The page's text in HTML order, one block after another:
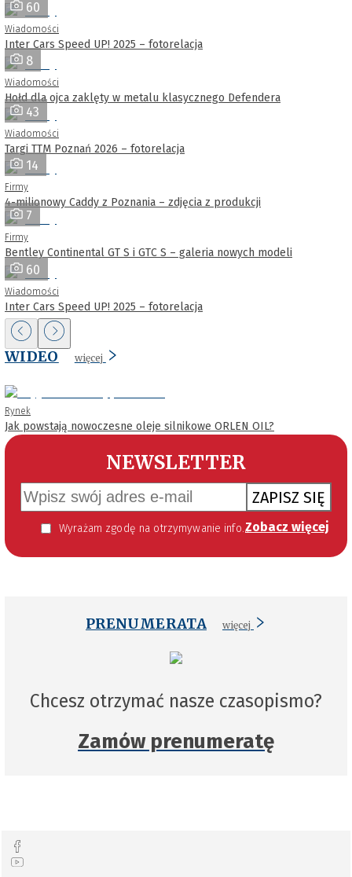
60
Wiadomości
Inter Cars Speed UP! 2025 – fotorelacja
8
Wiadomości
Hołd dla ojca zaklęty w metalu klasycznego Defendera
43
Wiadomości
Targi TTM Poznań 2026 – fotorelacja
14
Firmy
4-milionowy Caddy z Poznania – zdjęcia z produkcji
7
Firmy
Bentley Continental GT S i GTC S – galeria nowych modeli
60
Wiadomości
Inter Cars Speed UP! 2025 – fotorelacja
WIDEO więcej
Rynek
Jak powstają nowoczesne oleje silnikowe ORLEN OIL?
NEWSLETTER
ZAPISZ SIĘ
Wyrażam zgodę na otrzymywanie informacji handlowej kierowanej do mnie za pomocą środków komunikacji elektronicznej w szczególności poczty elektronicznej zgodnie z przepisem art. 10 ust 2 ustawy z dnia 18 lipca 2002 roku o świadczeniu usług drogą elektroniczną (Dz. U. 144 z 2002 r. poz. 1204). Zgoda jest dobrowolna, jednak jej wyrażenie jest konieczne, aby otrzymywać newsletter. Zobacz więcej
PRENUMERATA więcej
Chcesz otrzymać nasze czasopismo?
Zamów prenumeratę